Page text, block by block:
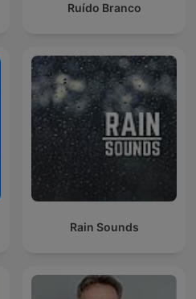
Ruído Branco
Rain Sounds